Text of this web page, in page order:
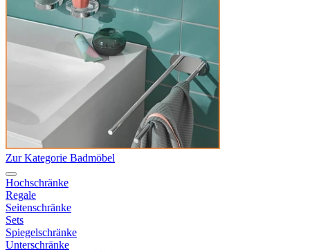
Zur Kategorie Badmöbel
Hochschränke
Regale
Seitenschränke
Sets
Spiegelschränke
Unterschränke